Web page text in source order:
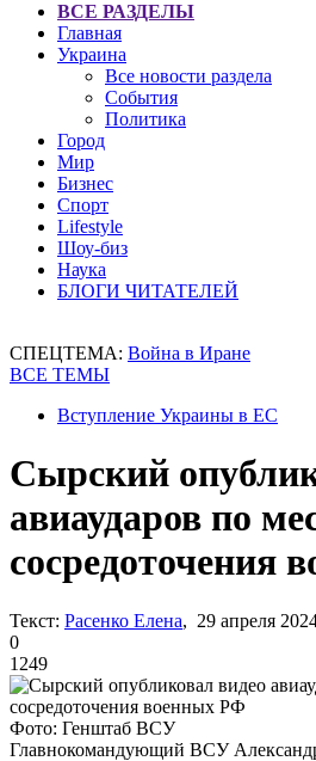
ВСЕ РАЗДЕЛЫ
Главная
Украина
Все новости раздела
События
Политика
Город
Мир
Бизнес
Спорт
Lifestyle
Шоу-биз
Наука
БЛОГИ ЧИТАТЕЛЕЙ
СПЕЦТЕМА: Война в Иране
ВСЕ ТЕМЫ
Вступление Украины в ЕС
Сырский
авиаударов по
сосредоточения
Текст: Расенко Елена, 29 апреля
0
1249
Фото: Генштаб ВСУ
Главнокомандующий ВСУ